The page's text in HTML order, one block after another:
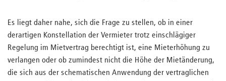
Es liegt daher nahe, sich die Frage zu stellen, ob in einer
derartigen Konstellation der Vermieter trotz einschlägiger
Regelung im Mietvertrag berechtigt ist, eine Mieterhöhung zu
verlangen oder ob zumindest nicht die Höhe der Mietänderung,
die sich aus der schematischen Anwendung der vertraglichen